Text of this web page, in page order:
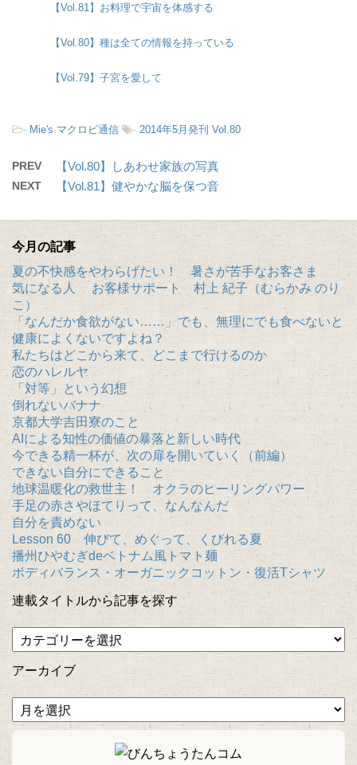
【Vol.81】お料理で宇宙を体感する
【Vol.80】種は全ての情報を持っている
【Vol.79】子宮を愛して
- Mie's マクロビ通信 - 2014年5月発刊 Vol.80
PREV 【Vol.80】しあわせ家族の写真
NEXT 【Vol.81】健やかな脳を保つ音
今月の記事
夏の不快感をやわらげたい！ 暑さが苦手なお客さま
気になる人 お客様サポート 村上 紀子（むらかみ のり
こ）
「なんだか食欲がない……」でも、無理にでも食べないと
健康によくないですよね？
私たちはどこから来て、どこまで行けるのか
恋のハレルヤ
「対等」という幻想
倒れないバナナ
京都大学吉田寮のこと
AIによる知性の価値の暴落と新しい時代
今できる精一杯が、次の扉を開いていく（前編）
できない自分にできること
地球温暖化の救世主！ オクラのヒーリングパワー
手足の赤さやほてりって、なんなんだ
自分を責めない
Lesson 60 伸びて、めぐって、くびれる夏
播州ひやむぎdeベトナム風トマト麺
ボディバランス・オーガニックコットン・復活Tシャツ
連載タイトルから記事を探す
アーカイブ